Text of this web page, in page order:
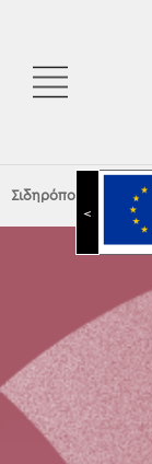
<
Σιδηρόπουλος Α.Ε.|